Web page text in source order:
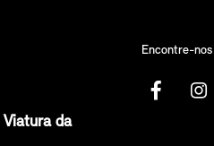
da
Encontre-